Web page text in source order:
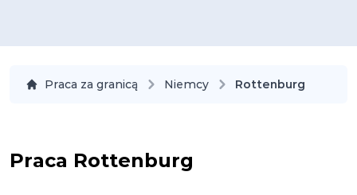
Praca za granicą Niemcy Rottenburg
Praca Rottenburg